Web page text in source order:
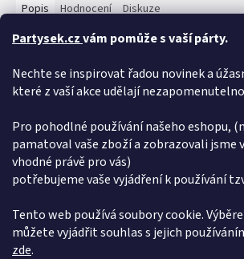
Partysek.czvám pomůže s vaší párty.
Nechte se inspirovat řadou novinek a
které z vaší akce udělají
Pro pohodlné používání našeho eshopu,
pamatoval vaše zboží a zobrazovali jsme
vhodné právě pro vás)
potřebujeme vaše vyjádření k používání
Tento web používá soubory cookie.
můžete vyjádřit souhlas s jejich
zde.
Popis Hodnocení Diskuze
Detailní popis produktu
Černá Tutu sukýnka je vhodná pro malé i
karneval. Skvěle může doplnit také kostým
je opatřena pružnou gumou a je dlouhá 31 cm.
Doplňkové parametry
Kategorie: Kostýmy a masky